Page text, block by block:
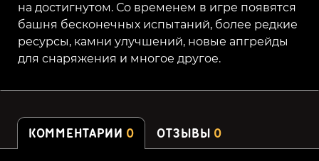
на достигнутом. Со временем в игре появятся
башня бесконечных испытаний, более редкие
ресурсы, камни улучшений, новые апгрейды
для снаряжения и многое другое.
КОММЕНТАРИИ 0 ОТЗЫВЫ 0